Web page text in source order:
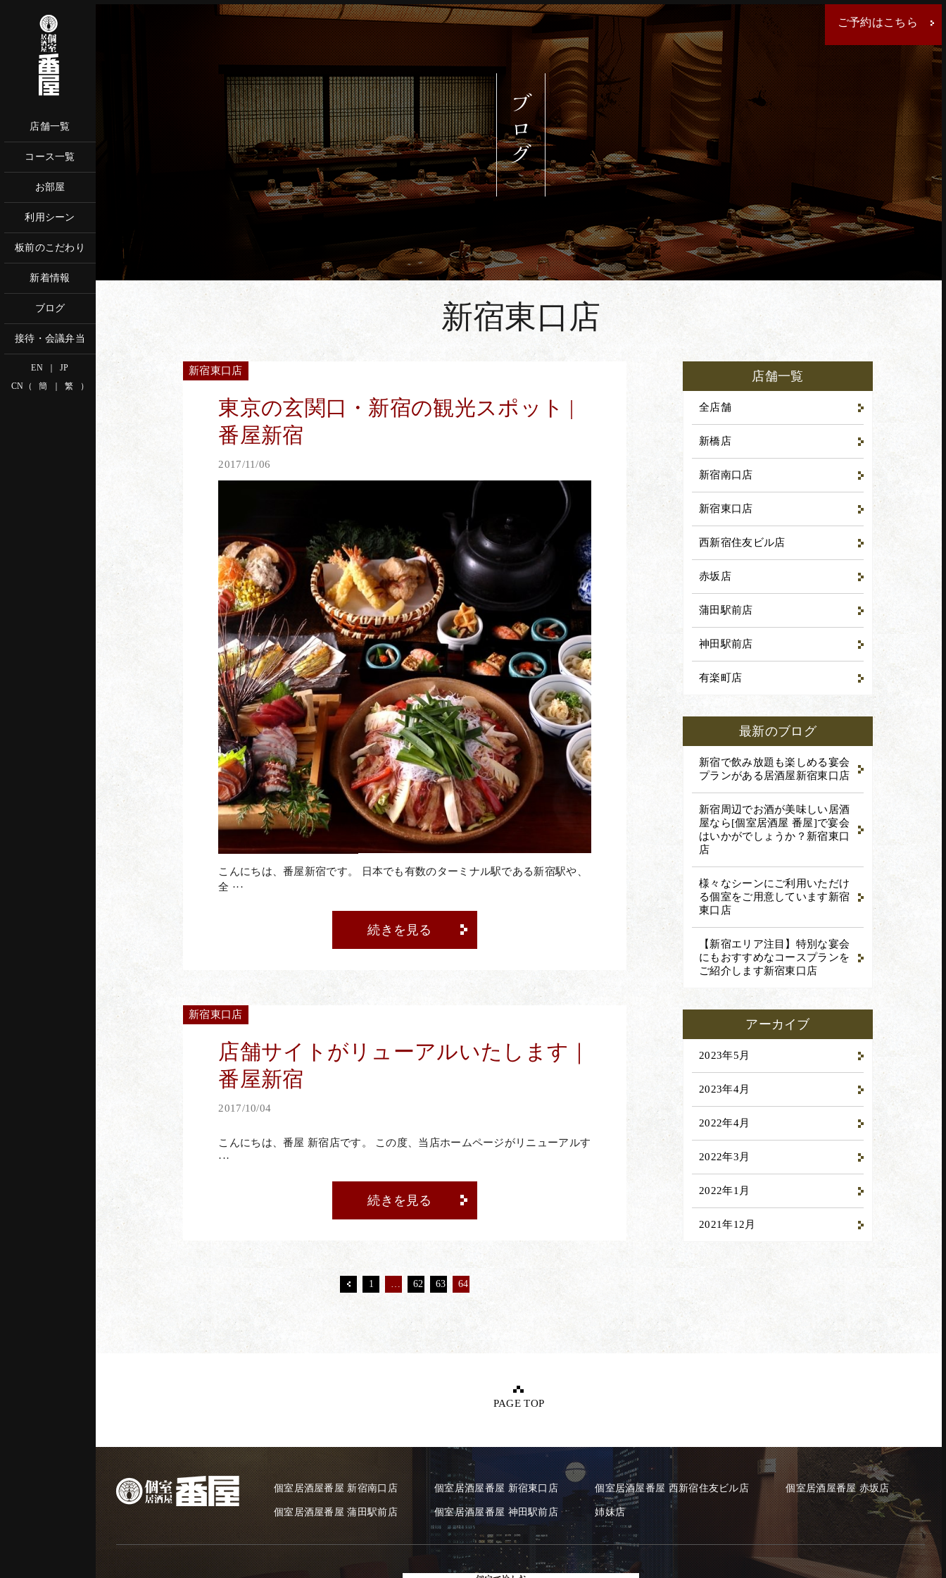
店舗一覧
コース一覧
お部屋
利用シーン
板前のこだわり
新着情報
ブログ
接待・会議弁当
EN
JP
CN （ 簡 繁 ）
ご予約はこちら
新宿東口店
新宿東口店
東京の玄関口・新宿の観光スポット |
番屋新宿
2017/11/06
こんにちは、番屋新宿です。 日本でも有数のターミナル駅である新宿駅や、
全 ···
続きを見る
新宿東口店
店舗サイトがリューアルいたします｜
番屋新宿
2017/10/04
こんにちは、番屋 新宿店です。 この度、当店ホームページがリニューアルす
···
続きを見る
1 … 62 63 64
店舗一覧
全店舗
新橋店
新宿南口店
新宿東口店
西新宿住友ビル店
赤坂店
蒲田駅前店
神田駅前店
有楽町店
最新のブログ
新宿で飲み放題も楽しめる宴会
プランがある居酒屋新宿東口店
新宿周辺でお酒が美味しい居酒
屋なら[個室居酒屋 番屋]で宴会
はいかがでしょうか？ 新宿東口
店
様々なシーンにご利用いただけ
る個室をご用意しています新宿
東口店
【新宿エリア注目】特別な宴会
にもおすすめなコースプランを
ご紹介します新宿東口店
アーカイブ
2023年5月
2023年4月
2022年4月
2022年3月
2022年1月
2021年12月
PAGE TOP
個室居酒屋番屋 新宿南口店 個室居酒屋番屋 新宿東口店 個室居酒屋番屋 西新宿住友ビル店 個室居酒屋番屋 赤坂店
個室居酒屋番屋 蒲田駅前店 個室居酒屋番屋 神田駅前店 姉妹店
ネットからご予約される方はご希望の店舗をクリックしてください。
お電話でご予約される方は各番号へお電話ください。
新宿南口店 新宿東口店でWEB予約
tel.03-3341-0051
西新宿住友ビル店
tel.03-5381-5757
でWEB予約
神田駅前店
でWEB予約
tel.03-3258-2771
蒲田駅前店でWEB予約
tel.03-3739-7366
ご来店前日および当日のキャンセルについては、下記の通りキャンセル料を頂戴いたします。
前日 コース金額の50%
当日 コース金額の100%
無連絡 コース金額の100%